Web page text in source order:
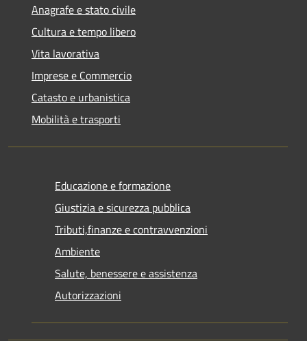
Anagrafe e stato civile
Cultura e tempo libero
Vita lavorativa
Imprese e Commercio
Catasto e urbanistica
Mobilità e trasporti
Educazione e formazione
Giustizia e sicurezza pubblica
Tributi,finanze e contravvenzioni
Ambiente
Salute, benessere e assistenza
Autorizzazioni